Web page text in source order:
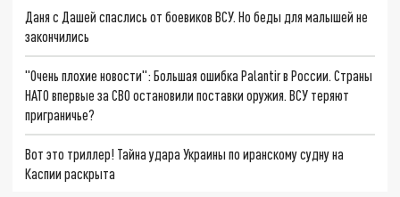
Даня с Дашей спаслись от боевиков ВСУ. Но беды для малышей не
закончились
"Очень плохие новости": Большая ошибка Palantir в России. Страны
НАТО впервые за СВО остановили поставки оружия. ВСУ теряют
приграничье?
Вот это триллер! Тайна удара Украины по иранскому судну на
Каспии раскрыта